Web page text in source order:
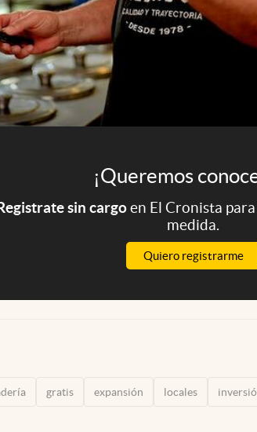
¡Queremos
sin cargoen El Cronista
medida.
Quiero registrarme
gratis expansión locales